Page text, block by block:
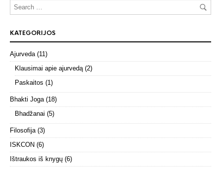
KATEGORIJOS
Ajurveda(11)
Klausimai apie ajurvedą(2)
Paskaitos (1)
Bhakti Joga(18)
Bhadžanai (5)
Filosofija(3)
ISKCON (6)
Ištraukos iš knygų (6)